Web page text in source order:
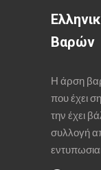
Βαρών
Η άρση
που έχει
την έχει
συλλογή